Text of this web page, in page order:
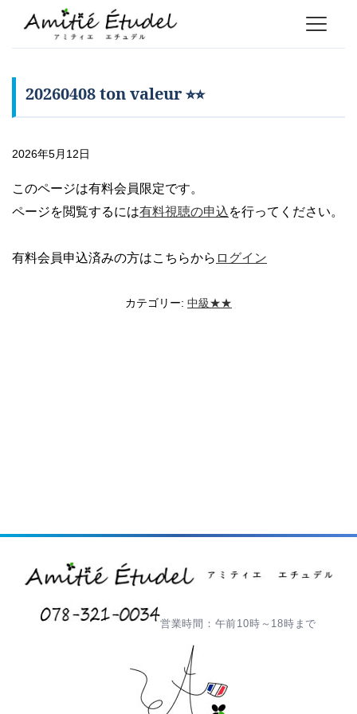
20260408 ton valeur ⭐︎⭐︎
2026年5月12日
このページは有料会員限定です。
ページを閲覧するには有料視聴の申込を行ってください。
有料会員申込済みの方はこちらから ログイン
カテゴリー: 中級★★
営業時間：午前10時～18時まで